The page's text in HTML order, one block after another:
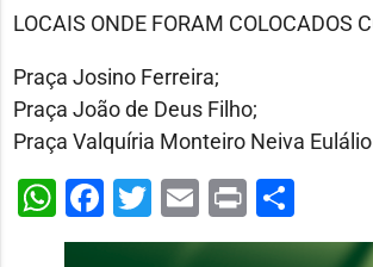
LOCAIS ONDE FORAM COLOCADOS
Praça Josino Ferreira;
Praça João de Deus Filho;
Praça Valquíria Monteiro Neiva
WhatsApp
Facebook
Twitter
EmailPrint